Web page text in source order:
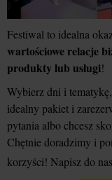
Festiwal to idealna
wartościowe relacje
produkty lub usługi!
Wybierz dni i
idealny pakiet i
pytania albo chcesz
Chętnie doradzimy i
korzyści! Napisz do